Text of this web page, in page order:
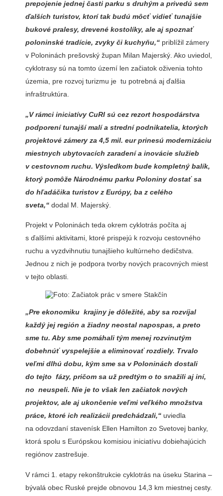
prepojenie jednej časti parku s druhým a privedú sem
ďalších turistov, ktorí tak budú môcť vidieť tunajšie
bukové pralesy, drevené kostolíky, ale aj spoznať
poloninské tradície, zvyky či kuchyňu,“ priblížil zámery
v Poloninách prešovský župan Milan Majerský. Ako uviedol,
cyklotrasy sú na tomto území len začiatok oživenia tohto
územia, pre rozvoj turizmu je tu potrebná aj ďalšia
infraštruktúra.
„V rámci iniciatívy CuRI sú cez rezort hospodárstva
podporení tunajší malí a strední podnikatelia, ktorých
projektové zámery za 4,5 mil. eur prinesú modernizáciu
miestnych ubytovacích zaradení a inovácie služieb
v cestovnom ruchu. Výsledkom bude kompletný balík,
ktorý pomôže Národnému parku Poloniny dostať sa
do hľadáčika turistov z Európy, ba z celého
sveta,“ dodal M. Majerský.
Projekt v Poloninách teda okrem cyklotrás počíta aj
s ďalšími aktivitami, ktoré prispejú k rozvoju cestovného
ruchu a vyzdvihnutiu tunajšieho kultúrneho dedičstva.
Jednou z nich je podpora tvorby nových pracovných miest
v tejto oblasti.
„Pre ekonomiku krajiny je dôležité, aby sa rozvíjal
každý jej región a žiadny neostal napospas, a preto
sme tu. Aby sme pomáhali tým menej rozvinutým
dobehnúť vyspelejšie a eliminovať rozdiely. Trvalo
veľmi dlhú dobu, kým sme sa v Poloninách dostali
do tejto fázy, pričom sa už predtým o to snažili aj iní,
no neuspeli. Nie je to však len začiatok nových
projektov, ale aj ukončenie veľmi veľkého množstva
práce, ktoré ich realizácii predchádzali,“uviedla
na odovzdaní stavenísk Ellen Hamilton zo Svetovej banky,
ktorá spolu s Európskou komisiou iniciatívu dobiehajúcich
regiónov zastrešuje.
V rámci 1. etapy rekonštrukcie cyklotrás na úseku Starina –
bývalá obec Ruské prejde obnovou 14,3 km miestnej cesty.